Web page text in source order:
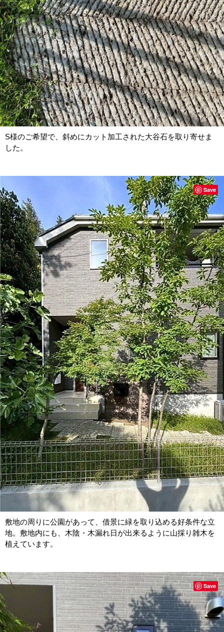
S様のご希望で、斜めにカット加工された大谷石を取り寄せま
した。
敷地の周りに公園があって、借景に緑を取り込める好条件な立
地。敷地内にも、木陰・木漏れ日が出来るように山採り雑木を
植えています。
Save
Save